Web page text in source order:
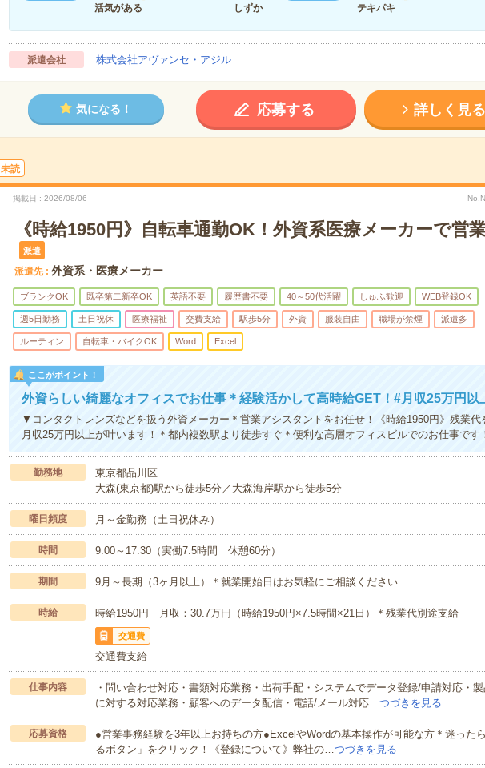
活気がある
しずか
テキパキ
派遣会社 株式会社アヴァンセ・アジル
気になる！ 応募する 詳しく見る
未読
掲載日 2026/08/06
《時給1950円》自転車通勤OK！外資系医療メーカーで営
派遣
派遣先 外資系・医療メーカー
ブランクOK 既卒第二新卒OK 英語不要 履歴書不要 40～50代活躍 しゅふ歓迎 WEB登録OK
週5日勤務 土日祝休 医療福祉 交費支給 駅歩5分 外資 服装自由 職場が禁煙 派遣多
ルーティン 自転車・バイクOK Word Excel
ここがポイント！
外資らしい綺麗なオフィスでお仕事＊経験活かして高時給GET！#月収25万円以
▼コンタクトレンズなどを扱う外資メーカー＊営業アシスタントをお任せ！《時給1950円》残業代
月収25万円以上が叶います！＊都内複数駅より徒歩すぐ＊便利な高層オフィスビルでのお仕事です
勤務地
東京都品川区
大森(東京都)駅から徒歩5分／大森海岸駅から徒歩5分
曜日頻度 月～金勤務（土日祝休み）
時間 9:00～17:30（実働7.5時間 休憩60分）
期間 9月～長期（3ヶ月以上）＊就業開始日はお気軽にご相談ください
時給 時給1950円 月収：30.7万円（時給1950円×7.5時間×21日）＊残業代別途支給
交通費
交通費支給
仕事内容
・問い合わせ対応・書類対応業務・出荷手配・システムでデータ登録/申請対応・
に対する対応業務・顧客へのデータ配信・電話/メール対応…つづきを見る
応募資格
●営業事務経験を3年以上お持ちの方●ExcelやWordの基本操作が可能な方＊迷った
るボタン」をクリック！《登録について》弊社の…つづきを見る